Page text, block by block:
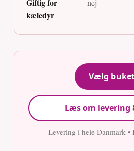
kæledyr
Vælg
Læs om levering
Levering i hele Danmark